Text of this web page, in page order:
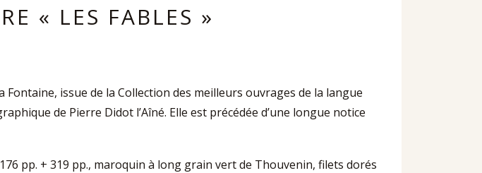
« LES FABLES »
Fontaine, issue de la Collection des meilleurs ouvrages de la langue
de Pierre Didot l’Aîné. Elle est précédée d’une longue notice
176 pp. + 319 pp., maroquin à long grain vert de Thouvenin, filets dorés